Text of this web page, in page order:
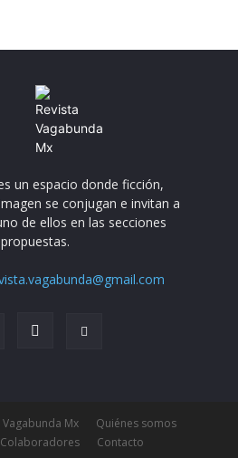
un espacio donde ficción,
se conjugan e invitan a
de ellos en las secciones
propuestas.
Vagabunda Mx
Quiénes somos
Colaboradores Contacto